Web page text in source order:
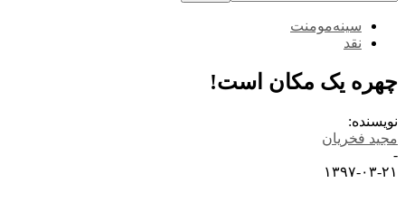
سینه‌مومنت
نقد
چهره یک مکان است!
نویسنده:
مجید فخریان
-
۱۳۹۷-۰۳-۲۱